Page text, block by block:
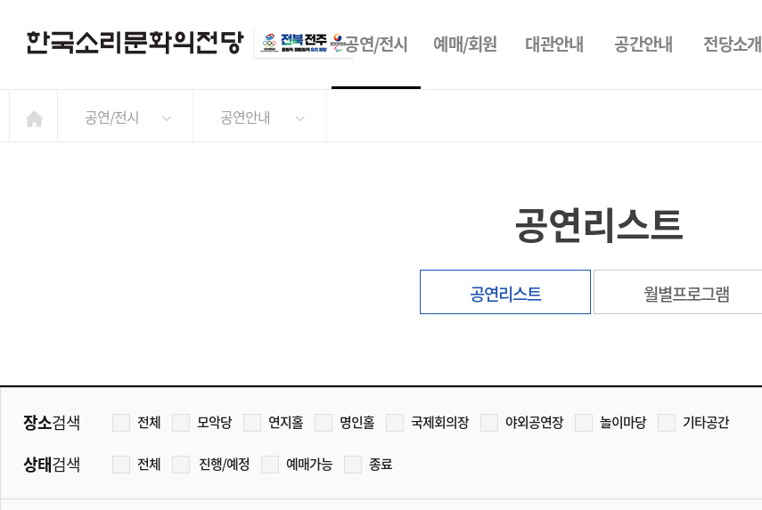
공연/전시 예매/회원 대관안내 공간안내 전당소개
공연/전시 공연안내
공연리스트
공연리스트 월별프로그램
장소검색 전체 모악당 연지홀 명인홀 국제회의장 야외공연장 놀이마당 기타공간
상태검색 전체 진행/예정 예매가능 종료